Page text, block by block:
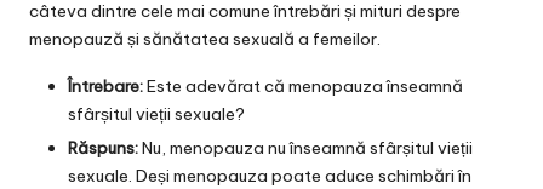
câteva dintre cele mai comune întrebări și mituri despre
menopauză și sănătatea sexuală a femeilor.
Întrebare:Este adevărat că menopauza înseamnă
sfârșitul vieții sexuale?
Răspuns:Nu, menopauza nu înseamnă sfârșitul vieții
sexuale. Deși menopauza poate aduce schimbări în